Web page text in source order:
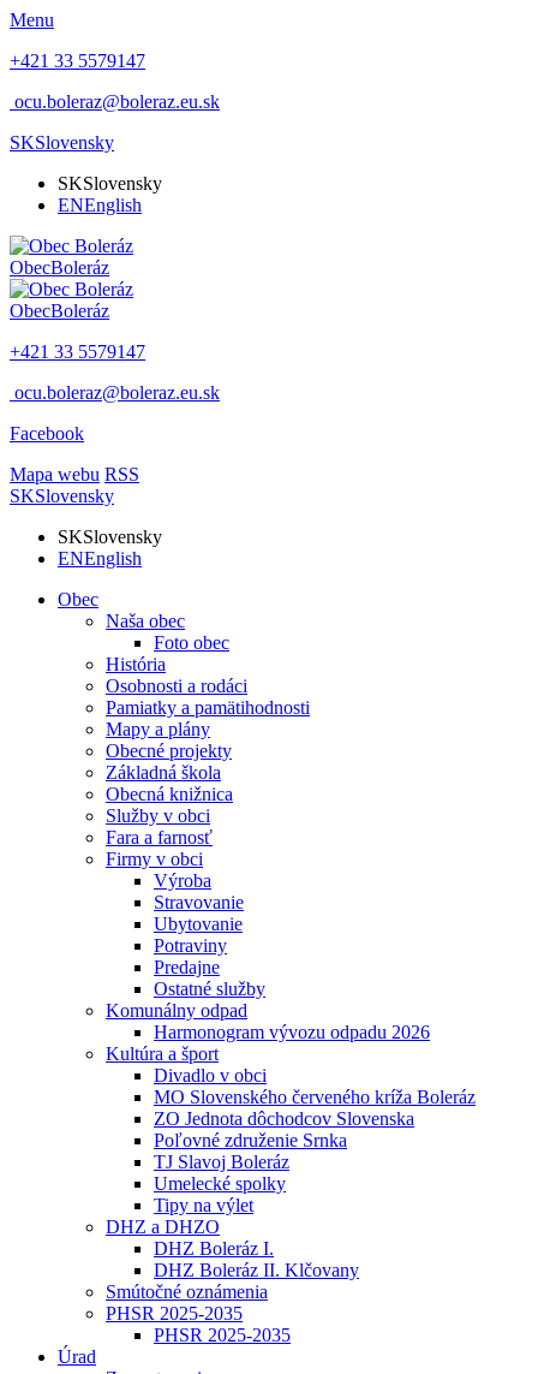
Menu
+421 33 5579147
ocu.boleraz@boleraz.eu.sk
SKSlovensky
SKSlovensky
ENEnglish
ObecBoleráz
ObecBoleráz
+421 33 5579147
ocu.boleraz@boleraz.eu.sk
Facebook
Mapa webu RSS
SKSlovensky
SKSlovensky
ENEnglish
Obec
Naša obec
Foto obec
História
Osobnosti a rodáci
Pamiatky a pamätihodnosti
Mapy a plány
Obecné projekty
Základná škola
Obecná knižnica
Služby v obci
Fara a farnosť
Firmy v obci
Výroba
Stravovanie
Ubytovanie
Potraviny
Predajne
Ostatné služby
Komunálny odpad
Harmonogram vývozu odpadu 2026
Kultúra a šport
Divadlo v obci
MO Slovenského červeného kríža Boleráz
ZO Jednota dôchodcov Slovenska
Poľovné združenie Srnka
TJ Slavoj Boleráz
Umelecké spolky
Tipy na výlet
DHZ a DHZO
DHZ Boleráz I.
DHZ Boleráz II. Klčovany
Smútočné oznámenia
PHSR 2025-2035
PHSR 2025-2035
Úrad